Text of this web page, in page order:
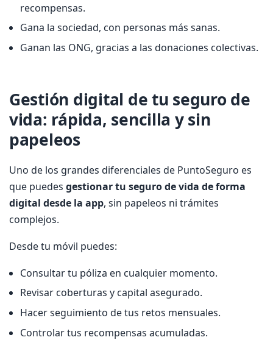
recompensas.
Gana la sociedad, con personas más sanas.
Ganan las ONG, gracias a las donaciones colectivas.
Gestión digital de tu seguro de
vida: rápida, sencilla y sin
papeleos
Uno de los grandes diferenciales de PuntoSeguro es
que puedes gestionar tu seguro de vida de forma
digital desde la app, sin papeleos ni trámites
complejos.
Desde tu móvil puedes:
Consultar tu póliza en cualquier momento.
Revisar coberturas y capital asegurado.
Hacer seguimiento de tus retos mensuales.
Controlar tus recompensas acumuladas.